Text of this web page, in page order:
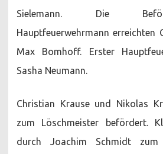
Sielemann. Die
Hauptfeuerwehrmann erreichten
Max Bomhoff. Erster
Sasha Neumann.
Christian Krause und Nikolas
zum Löschmeister befördert.
durch Joachim Schmidt zum